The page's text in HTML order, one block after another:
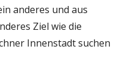
anderes und aus
Ziel wie die
Innenstadt suchen